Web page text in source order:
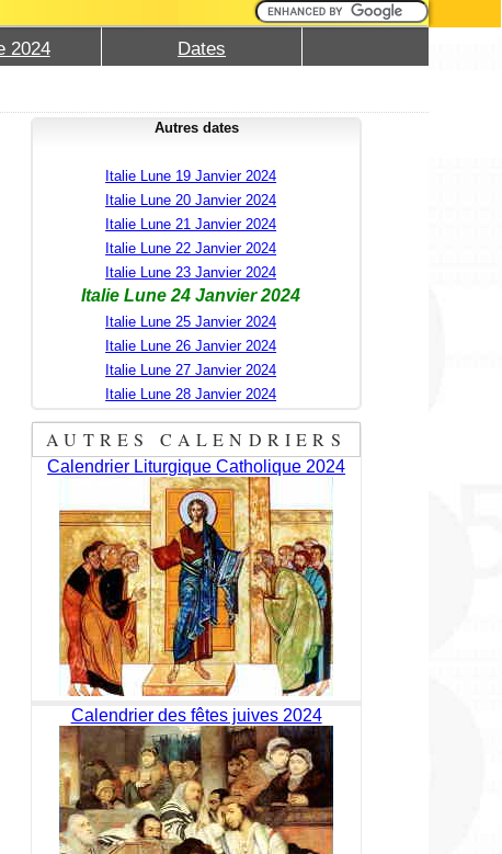
2024 Dates
Autres dates
Italie Lune 19 Janvier 2024
Italie Lune 20 Janvier 2024
Italie Lune 21 Janvier 2024
Italie Lune 22 Janvier 2024
Italie Lune 23 Janvier 2024
Italie Lune 24 Janvier 2024
Italie Lune 25 Janvier 2024
Italie Lune 26 Janvier 2024
Italie Lune 27 Janvier 2024
Italie Lune 28 Janvier 2024
AUTRES CALENDRIERS
Calendrier Liturgique Catholique 2024
Calendrier des fêtes juives 2024